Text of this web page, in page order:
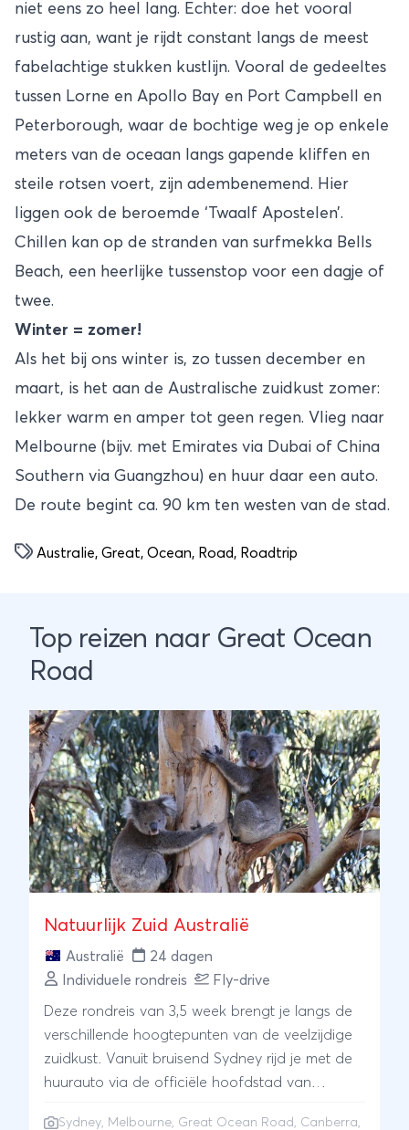
niet eens zo heel lang. Echter: doe het vooral
rustig aan, want je rijdt constant langs de meest
fabelachtige stukken kustlijn. Vooral de gedeeltes
tussen Lorne en Apollo Bay en Port Campbell en
Peterborough, waar de bochtige weg je op enkele
meters van de oceaan langs gapende kliffen en
steile rotsen voert, zijn adembenemend. Hier
liggen ook de beroemde ‘Twaalf Apostelen’.
Chillen kan op de stranden van surfmekka Bells
Beach, een heerlijke tussenstop voor een dagje of
twee.
Winter = zomer!
Als het bij ons winter is, zo tussen december en
maart, is het aan de Australische zuidkust zomer:
lekker warm en amper tot geen regen. Vlieg naar
Melbourne (bijv. met Emirates via Dubai of China
Southern via Guangzhou) en huur daar een auto.
De route begint ca. 90 km ten westen van de stad.
Australie, Great, Ocean, Road, Roadtrip
Top reizen naar Great Ocean
Road
Natuurlijk Zuid Australië
Australië
24 dagen
Individuele rondreis
Fly-drive
Deze rondreis van 3,5 week brengt je langs de
verschillende hoogtepunten van de veelzijdige
zuidkust. Vanuit bruisend Sydney rijd je met de
huurauto via de officiële hoofdstad van
Sydney, Melbourne, Great Ocean Road , Canberra,